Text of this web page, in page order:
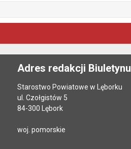
Adres redakcji Biuletynu
Starostwo Powiatowe w Lęborku
ul. Czołgistów 5
84-300 Lębork
woj. pomorskie